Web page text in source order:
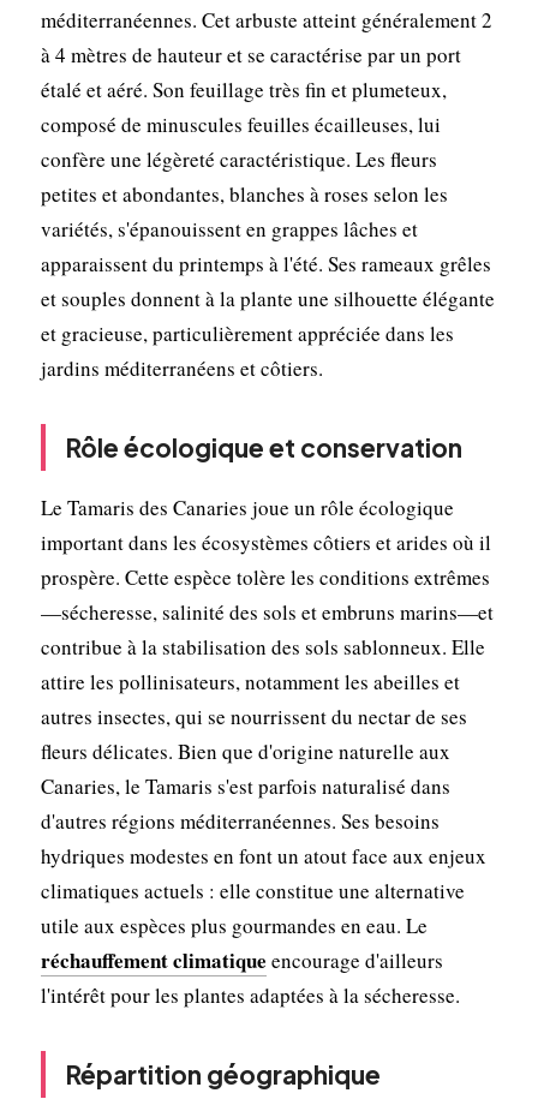
méditerranéennes. Cet arbuste atteint généralement 2
à 4 mètres de hauteur et se caractérise par un port
étalé et aéré. Son feuillage très fin et plumeteux,
composé de minuscules feuilles écailleuses, lui
confère une légèreté caractéristique. Les fleurs
petites et abondantes, blanches à roses selon les
variétés, s'épanouissent en grappes lâches et
apparaissent du printemps à l'été. Ses rameaux grêles
et souples donnent à la plante une silhouette élégante
et gracieuse, particulièrement appréciée dans les
jardins méditerranéens et côtiers.
Rôle écologique et conservation
Le Tamaris des Canaries joue un rôle écologique
important dans les écosystèmes côtiers et arides où il
prospère. Cette espèce tolère les conditions extrêmes
—sécheresse, salinité des sols et embruns marins—et
contribue à la stabilisation des sols sablonneux. Elle
attire les pollinisateurs, notamment les abeilles et
autres insectes, qui se nourrissent du nectar de ses
fleurs délicates. Bien que d'origine naturelle aux
Canaries, le Tamaris s'est parfois naturalisé dans
d'autres régions méditerranéennes. Ses besoins
hydriques modestes en font un atout face aux enjeux
climatiques actuels : elle constitue une alternative
utile aux espèces plus gourmandes en eau. Le
réchauffement climatique encourage d'ailleurs
l'intérêt pour les plantes adaptées à la sécheresse.
Répartition géographique